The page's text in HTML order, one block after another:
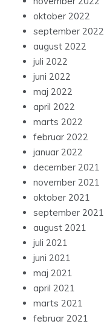
oktober 2022
september 2022
august 2022
juli 2022
juni 2022
maj 2022
april 2022
marts 2022
februar 2022
januar 2022
december 2021
november 2021
oktober 2021
september 2021
august 2021
juli 2021
juni 2021
maj 2021
april 2021
marts 2021
februar 2021